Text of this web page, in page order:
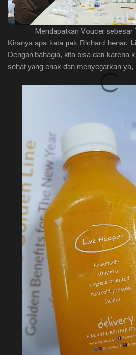
Mendapatkan Voucer sebesar
Kiranya apa kata pak Richard benar,
Dengan bahagia, kita bisa dan karena
sehat yang enak dan menyegarkan ya,